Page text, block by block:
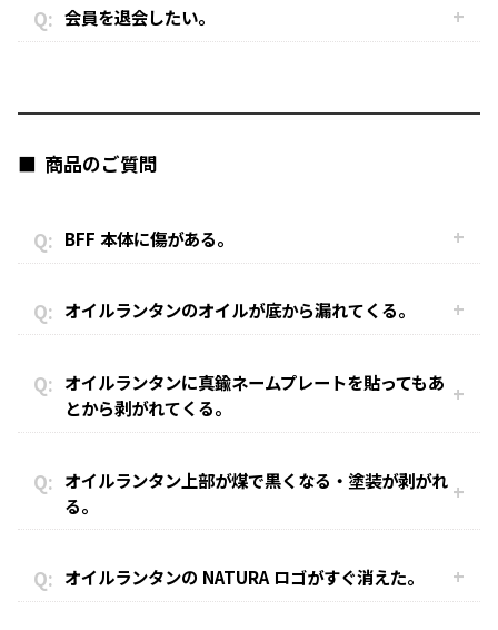
会員を退会したい。
商品のご質問
BFF 本体に傷がある。
オイルランタンのオイルが底から漏れてくる。
オイルランタンに真鍮ネームプレートを貼ってもあ
とから剥がれてくる。
オイルランタン上部が煤で黒くなる・塗装が剥がれ
る。
オイルランタンの NATURA ロゴがすぐ消えた。